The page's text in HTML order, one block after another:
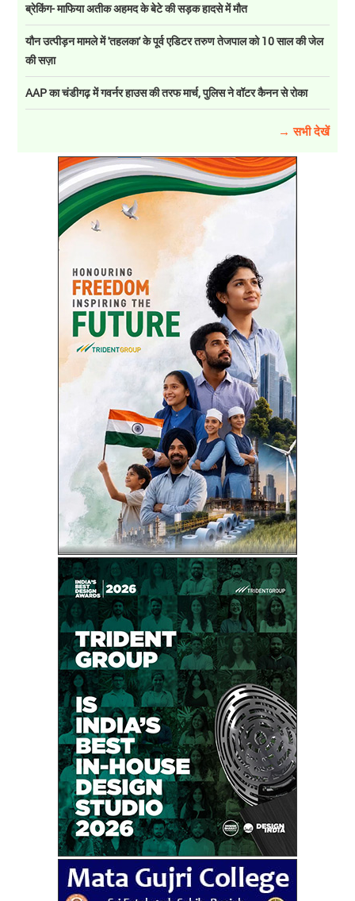
ब्रेकिंग- माफिया अतीक अहमद के बेटे की सड़क हादसे में मौत
यौन उत्पीड़न मामले में 'तहलका' के पूर्व एडिटर तरुण तेजपाल को 10 साल की जेल
की सज़ा
AAP का चंडीगढ़ में गवर्नर हाउस की तरफ मार्च, पुलिस ने वॉटर कैनन से रोका
→ सभी देखें